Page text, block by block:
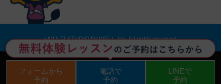
c MULTI-STUDIO DoWELL, Inc. All rights reserved.
フォームから
予約
電話で
予約
LINEで
予約